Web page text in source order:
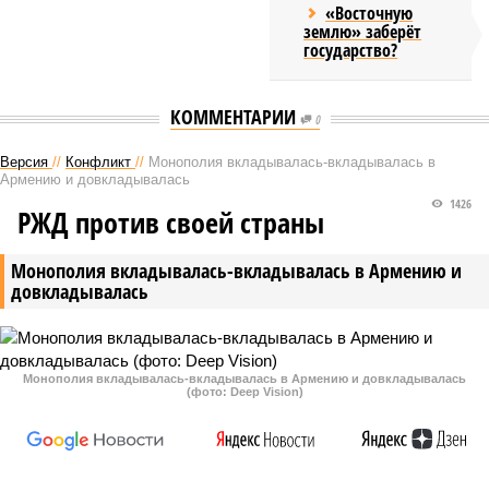
«Восточную
землю» заберёт
государство?
КОММЕНТАРИИ 0
Версия // Конфликт // Монополия вкладывалась-вкладывалась в
Армению и довкладывалась
Монополия вкладывалась-вкладывалась в Армению и
довкладывалась
1426
РЖД против своей страны
Монополия вкладывалась-вкладывалась в Армению и довкладывалась
(фото: Deep Vision)